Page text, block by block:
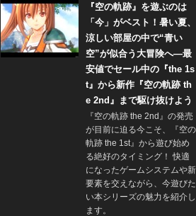
『空の軌跡』を遊ぶのは
「今」がベスト！暑い夏、
涼しい部屋の中で“青い
空”が似合う大冒険へ―最
安値でセール中の『the 1s
t』から新作『空の軌跡 th
e 2nd』まで駆け抜けよう
『空の軌跡 the 2nd』の発売
が目前に迫る今こそ、『空の
軌跡 the 1st』から遊び始め
る絶好のタイミング！ 快適
になったゲームシステムや新
要素を交えながら、今遊びた
い本シリーズの魅力を紹介し
ます。